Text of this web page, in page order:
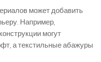
может добавить
Например,
могут
а текстильные абажуры